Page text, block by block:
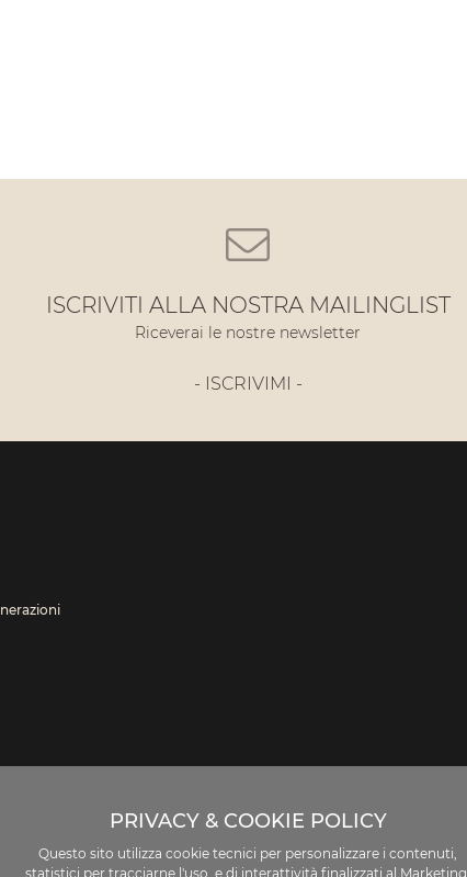
ISCRIVITI ALLA NOSTRA MAILINGLIST
Riceverai le nostre newsletter
- ISCRIVIMI -
PASTENA
PRIVACY & COOKIE POLICY
Questo sito utilizza cookie tecnici per personalizzare i contenuti,
statistici per tracciarne l'uso, e di interattività finalizzati al Marketing.